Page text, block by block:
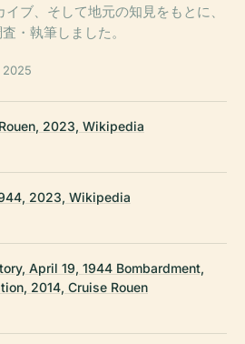
ブ、そして地元の知見をもとに、
・執筆しました。
2025
2023, Wikipedia
2023, Wikipedia
April 19, 1944 Bombardment,
2014, Cruise Rouen